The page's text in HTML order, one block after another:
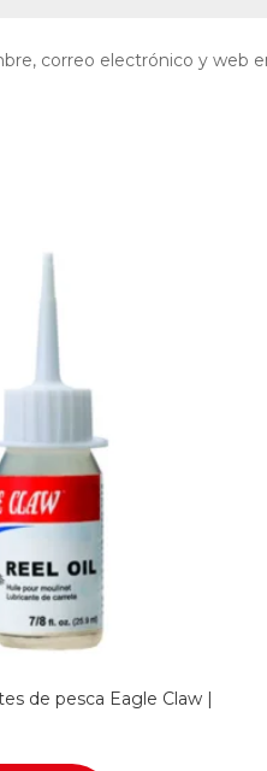
correo electrónico y web
de pesca Eagle Claw |